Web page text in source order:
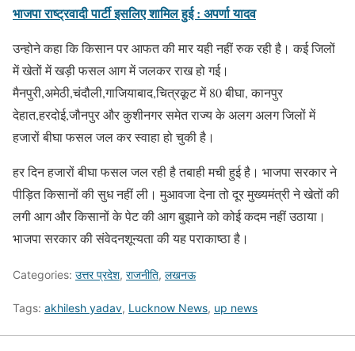
भाजपा राष्ट्रवादी पार्टी इसलिए शामिल हुई : अपर्णा यादव
उन्होने कहा कि किसान पर आफत की मार यही नहीं रुक रही है। कई जिलों
में खेतों में खड़ी फसल आग में जलकर राख हो गई।
मैनपुरी,अमेठी,चंदौली,गाजियाबाद,चित्रकूट में 80 बीघा, कानपुर
देहात,हरदोई,जौनपुर और कुशीनगर समेत राज्य के अलग अलग जिलों में
हजारों बीघा फसल जल कर स्वाहा हो चुकी है।
हर दिन हजारों बीघा फसल जल रही है तबाही मची हुई है। भाजपा सरकार ने
पीड़ित किसानों की सुध नहीं ली। मुआवजा देना तो दूर मुख्यमंत्री ने खेतों की
लगी आग और किसानों के पेट की आग बुझाने को कोई कदम नहीं उठाया।
भाजपा सरकार की संवेदनशून्यता की यह पराकाष्ठा है।
Categories: उत्तर प्रदेश, राजनीति, लखनऊ
Tags: akhilesh yadav, Lucknow News, up news